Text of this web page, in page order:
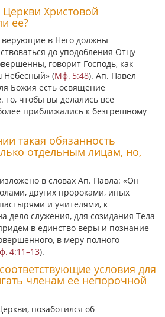
Христовой
ее?
верующие в Него должны
до уподобления Отцу
говорит Господь, как
Небесный» (Мф. 5:48). Ап. Павел
Божия есть освящение
то, чтобы вы делались все
приближались к безгрешному
такая обязанность
отдельным лицам, но,
в словах Ап. Павла: «Он
других пророками, иных
и учителями, к
дело служения, для созидания Тела
в единство веры и познание
в меру полного
4:11–13).
условия для
членам ее непорочной
позаботился об